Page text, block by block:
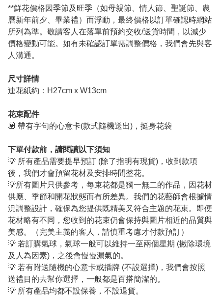
**鮮花價格因季節及旺季（如母親節、情人節、聖誕節、農
曆新年前夕、畢業禮）而浮動，最終價格以訂單確認時網站
所列為準。敬請客人在落單前預約交收/送貨時間，以減少
價格變動可能。如有未確認訂單需調整價格，我們會先與客
人溝通。
尺寸詳情
連花紙約：H27cm x W13cm
花束配件
💟 帶有字句的心意卡(款式隨機送出)，挺身花袋
下單付款前，請閱讀以下須知
💡 所有產品需要提早預訂 (除了指明有現貨)，收到款項
後，我們才會預留花材及安排時間整花。
💡所有圖片只供參考，每束花都是獨一無二的作品，因花材
供應、季節和開花狀態而有所差異。我們的花藝師會根據情
況調整設計，確保為您提供既精美又符合主題的花束。即便
花材略有不同，您收到的花束仍會保持與圖片相近的品質與
美感。（完美主義的客人，請慎重考慮才付款預訂）
💡 若訂購氣球，氣球一般可以維持一至兩個星期 (撇除環境
及人為因素)，之後會慢慢漏氣的。
💡 若有附送隨機的心意卡或插牌 (不設選擇)，我們會按照
送禮目的去幫你選擇，一般都是百搭簡潔的。
💡 所有產品均都不設保養，不設退貨。